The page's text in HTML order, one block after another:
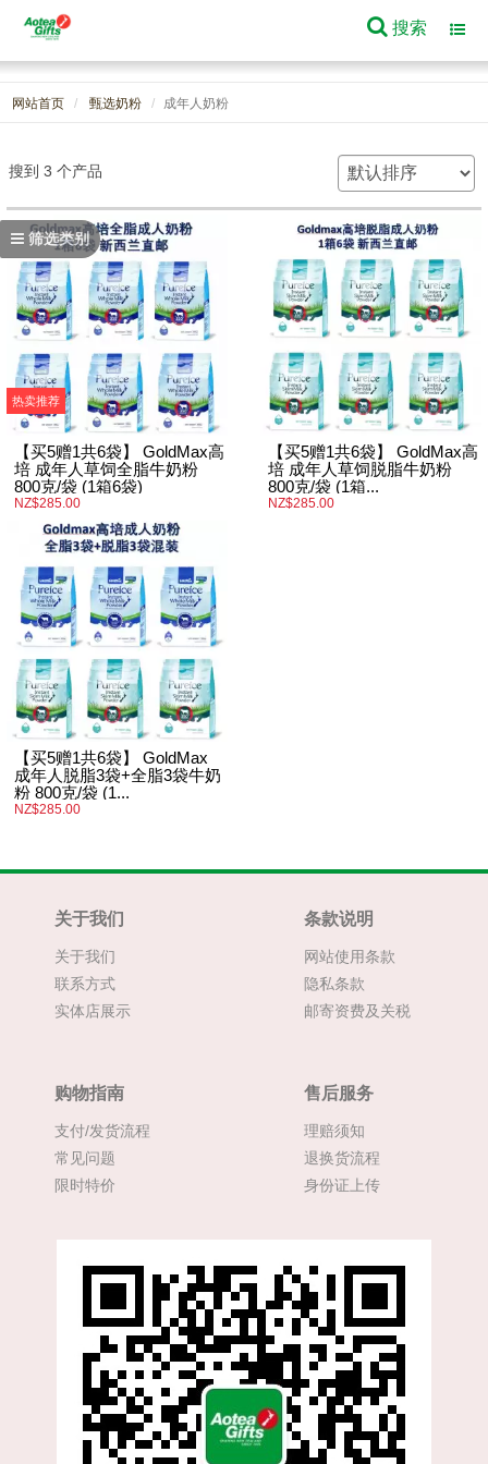
搜索
网站首页 甄选奶粉 成年人奶粉
筛选类别
搜到 3 个产品
热卖推荐
【买5赠1共6袋】 GoldMax高
培 成年人草饲全脂牛奶粉
800克/袋 (1箱6袋)
NZ$285.00
【买5赠1共6袋】 GoldMax高
培 成年人草饲脱脂牛奶粉
800克/袋 (1箱...
NZ$285.00
【买5赠1共6袋】 GoldMax
成年人脱脂3袋+全脂3袋牛奶
粉 800克/袋 (1...
NZ$285.00
关于我们
关于我们
联系方式
实体店展示
条款说明
网站使用条款
隐私条款
邮寄资费及关税
购物指南
支付/发货流程
常见问题
限时特价
售后服务
理赔须知
退换货流程
身份证上传